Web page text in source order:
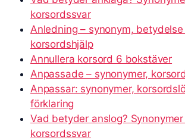
korsordssvar
Anledning – synonym, betydelse
korsordshjälp
Annullera korsord 6 bokstäver
Anpassade – synonymer,
Anpassar: synonymer,
förklaring
Vad betyder anslog?
korsordssvar